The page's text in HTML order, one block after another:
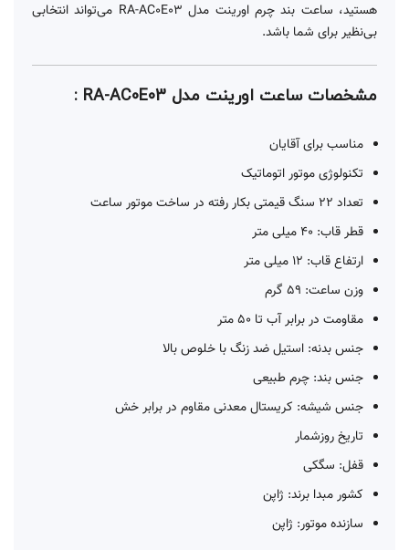
هستید، ساعت بند چرم اورینت مدل RA-AC0E03 می‌تواند انتخابی
بی‌نظیر برای شما باشد.
مشخصات ساعت اورینت مدل RA-AC0E03 :
مناسب برای آقایان
تکنولوژی موتور اتوماتیک
تعداد 22 سنگ قیمتی بکار رفته در ساخت موتور ساعت
قطر قاب: 40 میلی متر
ارتفاع قاب: 12 میلی متر
وزن ساعت: 59 گرم
مقاومت در برابر آب تا 50 متر
جنس بدنه: استیل ضد زنگ با خلوص بالا
جنس بند: چرم طبیعی
جنس شیشه: کریستال معدنی مقاوم در برابر خش
تاریخ روزشمار
قفل: سگکی
کشور مبدا برند: ژاپن
سازنده موتور: ژاپن